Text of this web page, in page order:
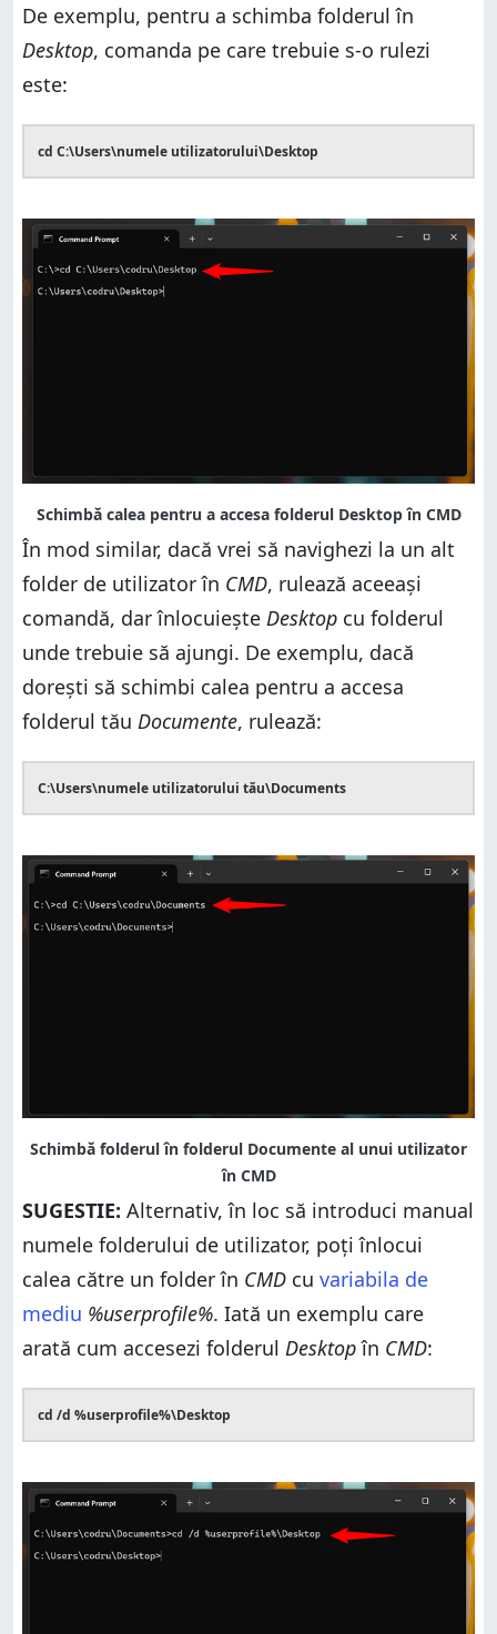
De exemplu, pentru a schimba folderul în
Desktop, comanda pe care trebuie s-o rulezi
este:
cd C:\Users\numele utilizatorului\Desktop
În mod similar, dacă vrei să navighezi la un alt
folder de utilizator în CMD, rulează aceeași
comandă, dar înlocuiește Desktop cu folderul
unde trebuie să ajungi. De exemplu, dacă
dorești să schimbi calea pentru a accesa
folderul tău Documente, rulează:
C:\Users\numele utilizatorului tău\Documents
SUGESTIE: Alternativ, în loc să introduci manual
numele folderului de utilizator, poți înlocui
calea către un folder în CMD cu variabila de
mediu %userprofile%. Iată un exemplu care
arată cum accesezi folderul Desktopîn CMD:
cd /d %userprofile%\Desktop